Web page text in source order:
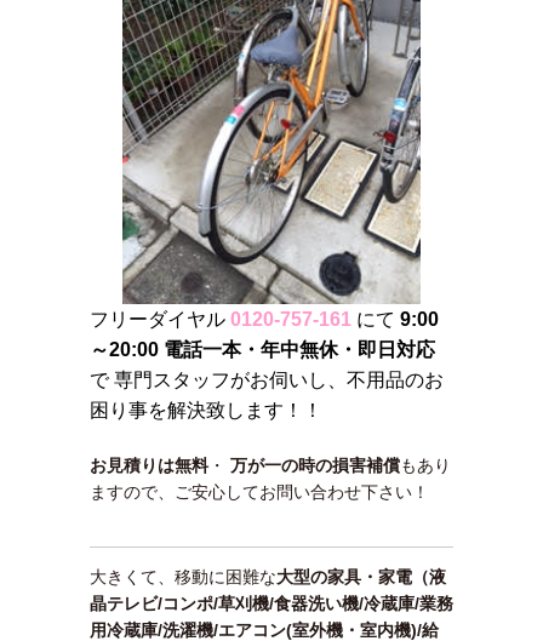
フリーダイヤル 0120-757-161 にて 9:00
～20:00 電話一本・年中無休・即日対応
で 専門スタッフがお伺いし、不用品のお
困り事を解決致します！！
お見積りは無料・ 万が一の時の損害補償もあり
ますので、ご安心してお問い合わせ下さい！
大きくて、移動に困難な大型の家具・家電（液
晶テレビ/コンポ/草刈機/食器洗い機/冷蔵庫/業務
用冷蔵庫/洗濯機/エアコン(室外機・室内機)/給